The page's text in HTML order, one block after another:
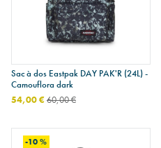
Sac à dos Eastpak DAY PAK'R (24L) -
Camouflora dark
54,00 €60,00 €
-10 %